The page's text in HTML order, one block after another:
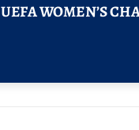
UEFA WOMEN’S